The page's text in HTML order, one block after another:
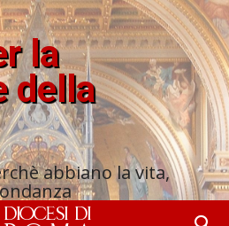
la
della
abbiano la vita,